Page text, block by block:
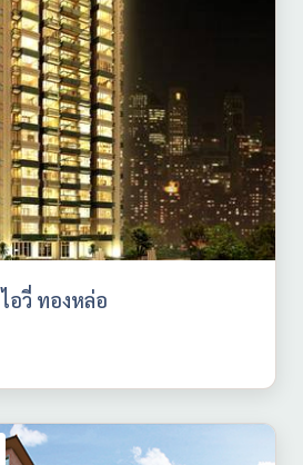
ไอวี่ ทองหล่อ